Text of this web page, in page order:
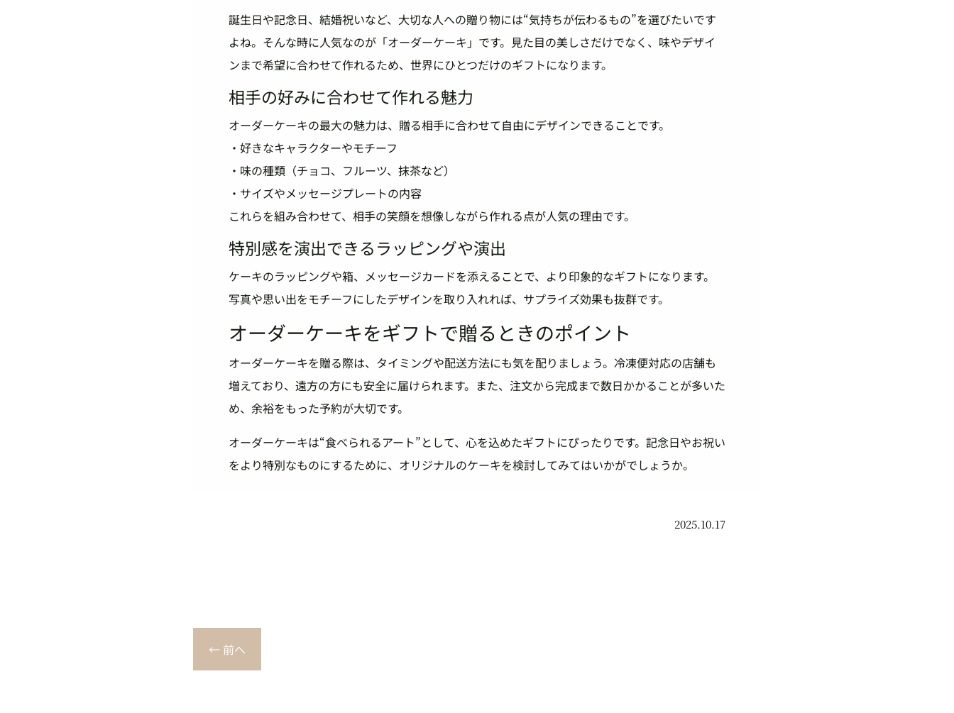
誕生日や記念日、結婚祝いなど、大切な人への贈り物には“気持ちが伝わるもの”を選びたいです
よね。そんな時に人気なのが「オーダーケーキ」です。見た目の美しさだけでなく、味やデザイ
ンまで希望に合わせて作れるため、世界にひとつだけのギフトになります。
相手の好みに合わせて作れる魅力
オーダーケーキの最大の魅力は、贈る相手に合わせて自由にデザインできることです。
・好きなキャラクターやモチーフ
・味の種類（チョコ、フルーツ、抹茶など）
・サイズやメッセージプレートの内容
これらを組み合わせて、相手の笑顔を想像しながら作れる点が人気の理由です。
特別感を演出できるラッピングや演出
ケーキのラッピングや箱、メッセージカードを添えることで、より印象的なギフトになります。
写真や思い出をモチーフにしたデザインを取り入れれば、サプライズ効果も抜群です。
オーダーケーキをギフトで贈るときのポイント
オーダーケーキを贈る際は、タイミングや配送方法にも気を配りましょう。冷凍便対応の店舗も
増えており、遠方の方にも安全に届けられます。また、注文から完成まで数日かかることが多いた
め、余裕をもった予約が大切です。
オーダーケーキは“食べられるアート”として、心を込めたギフトにぴったりです。記念日やお祝い
をより特別なものにするために、オリジナルのケーキを検討してみてはいかがでしょうか。
2025.10.17
← 前へ